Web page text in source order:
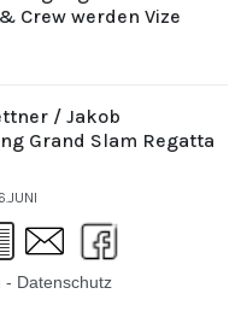
Crew werden Vize
/ Jakob
Grand Slam Regatta
- Datenschutz